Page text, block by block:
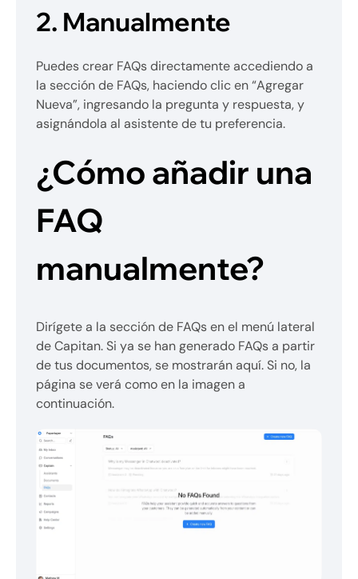
2. Manualmente
Puedes crear FAQs directamente accediendo a
la sección de FAQs, haciendo clic en “Agregar
Nueva”, ingresando la pregunta y respuesta, y
asignándola al asistente de tu preferencia.
¿Cómo añadir una
FAQ
manualmente?
Dirígete a la sección de FAQs en el menú lateral
de Capitan. Si ya se han generado FAQs a partir
de tus documentos, se mostrarán aquí. Si no, la
página se verá como en la imagen a
continuación.